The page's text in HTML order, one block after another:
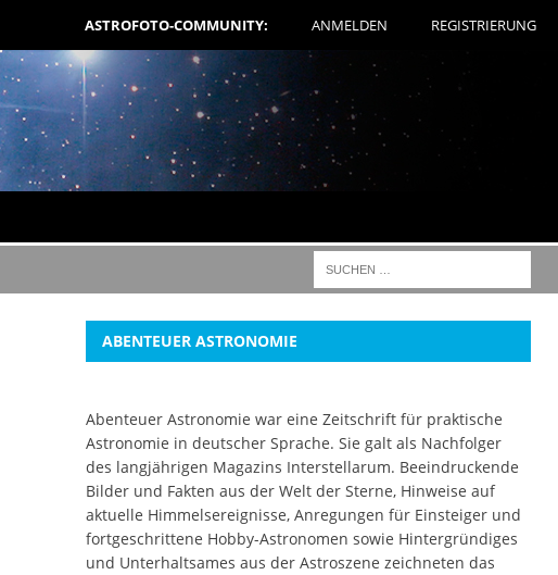
ASTROFOTO-COMMUNITY: ANMELDEN REGISTRIERUNG
ABENTEUER ASTRONOMIE
Abenteuer Astronomie war eine Zeitschrift für praktische
Astronomie in deutscher Sprache. Sie galt als Nachfolger
des langjährigen Magazins Interstellarum. Beeindruckende
Bilder und Fakten aus der Welt der Sterne, Hinweise auf
aktuelle Himmelsereignisse, Anregungen für Einsteiger und
fortgeschrittene Hobby-Astronomen sowie Hintergründiges
und Unterhaltsames aus der Astroszene zeichneten das